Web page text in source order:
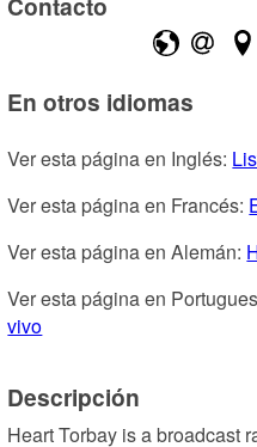
En otros idiomas
Ver esta página en Inglés:
Ver esta página en Francés:
Ver esta página en Alemán:
Ver esta página en
vivo
Descripción
Heart Torbay is a broadcast